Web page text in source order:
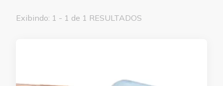
Exibindo: 1 - 1 de 1 RESULTADOS